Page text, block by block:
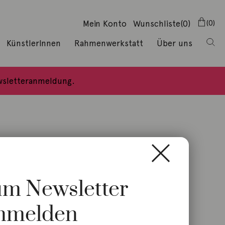
Mein Konto (0)
Wunschliste 0
KünstlerInnen Rahmenwerkstatt Über uns
Newsletter